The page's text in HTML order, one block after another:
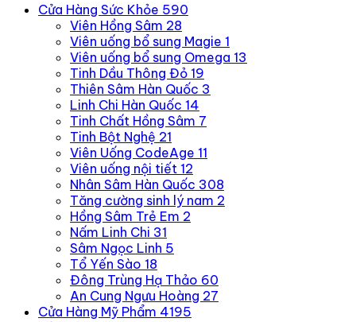
Cửa Hàng Sức Khỏe 590
Viên Hồng Sâm 28
Viên uống bổ sung Magie 1
Viên uống bổ sung Omega 13
Tinh Dầu Thông Đỏ 19
Thiên Sâm Hàn Quốc 3
Linh Chi Hàn Quốc 14
Tinh Chất Hồng Sâm 7
Tinh Bột Nghệ 21
Viên Uống CodeAge 11
Viên uống nội tiết 12
Nhân Sâm Hàn Quốc 308
Tăng cường sinh lý nam 2
Hồng Sâm Trẻ Em 2
Nấm Linh Chi 31
Sâm Ngọc Linh 5
Tổ Yến Sào 18
Đông Trùng Hạ Thảo 60
An Cung Ngưu Hoàng 27
Cửa Hàng Mỹ Phẩm 4195